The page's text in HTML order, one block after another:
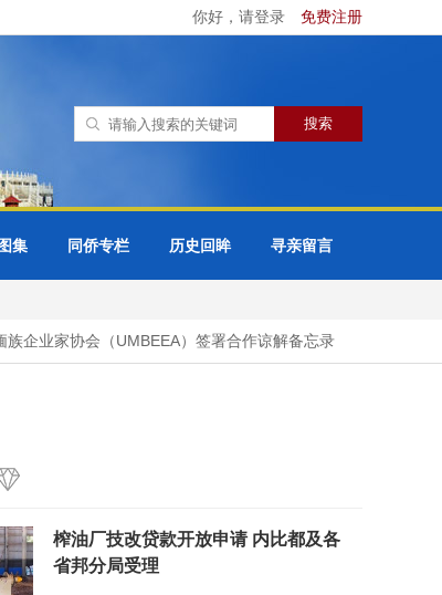
你好，请登录 免费注册
集 同侨专栏 历史回眸 寻亲留言
业家协会（UMBEEA）签署合作谅解备忘录
榨油厂技改贷款开放申请 内比都及各
省邦分局受理